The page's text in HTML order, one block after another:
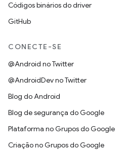
Códigos binários do driver
GitHub
CONECTE-SE
@Android no Twitter
@AndroidDev no Twitter
Blog do Android
Blog de segurança do Google
Plataforma no Grupos do Google
Criação no Grupos do Google